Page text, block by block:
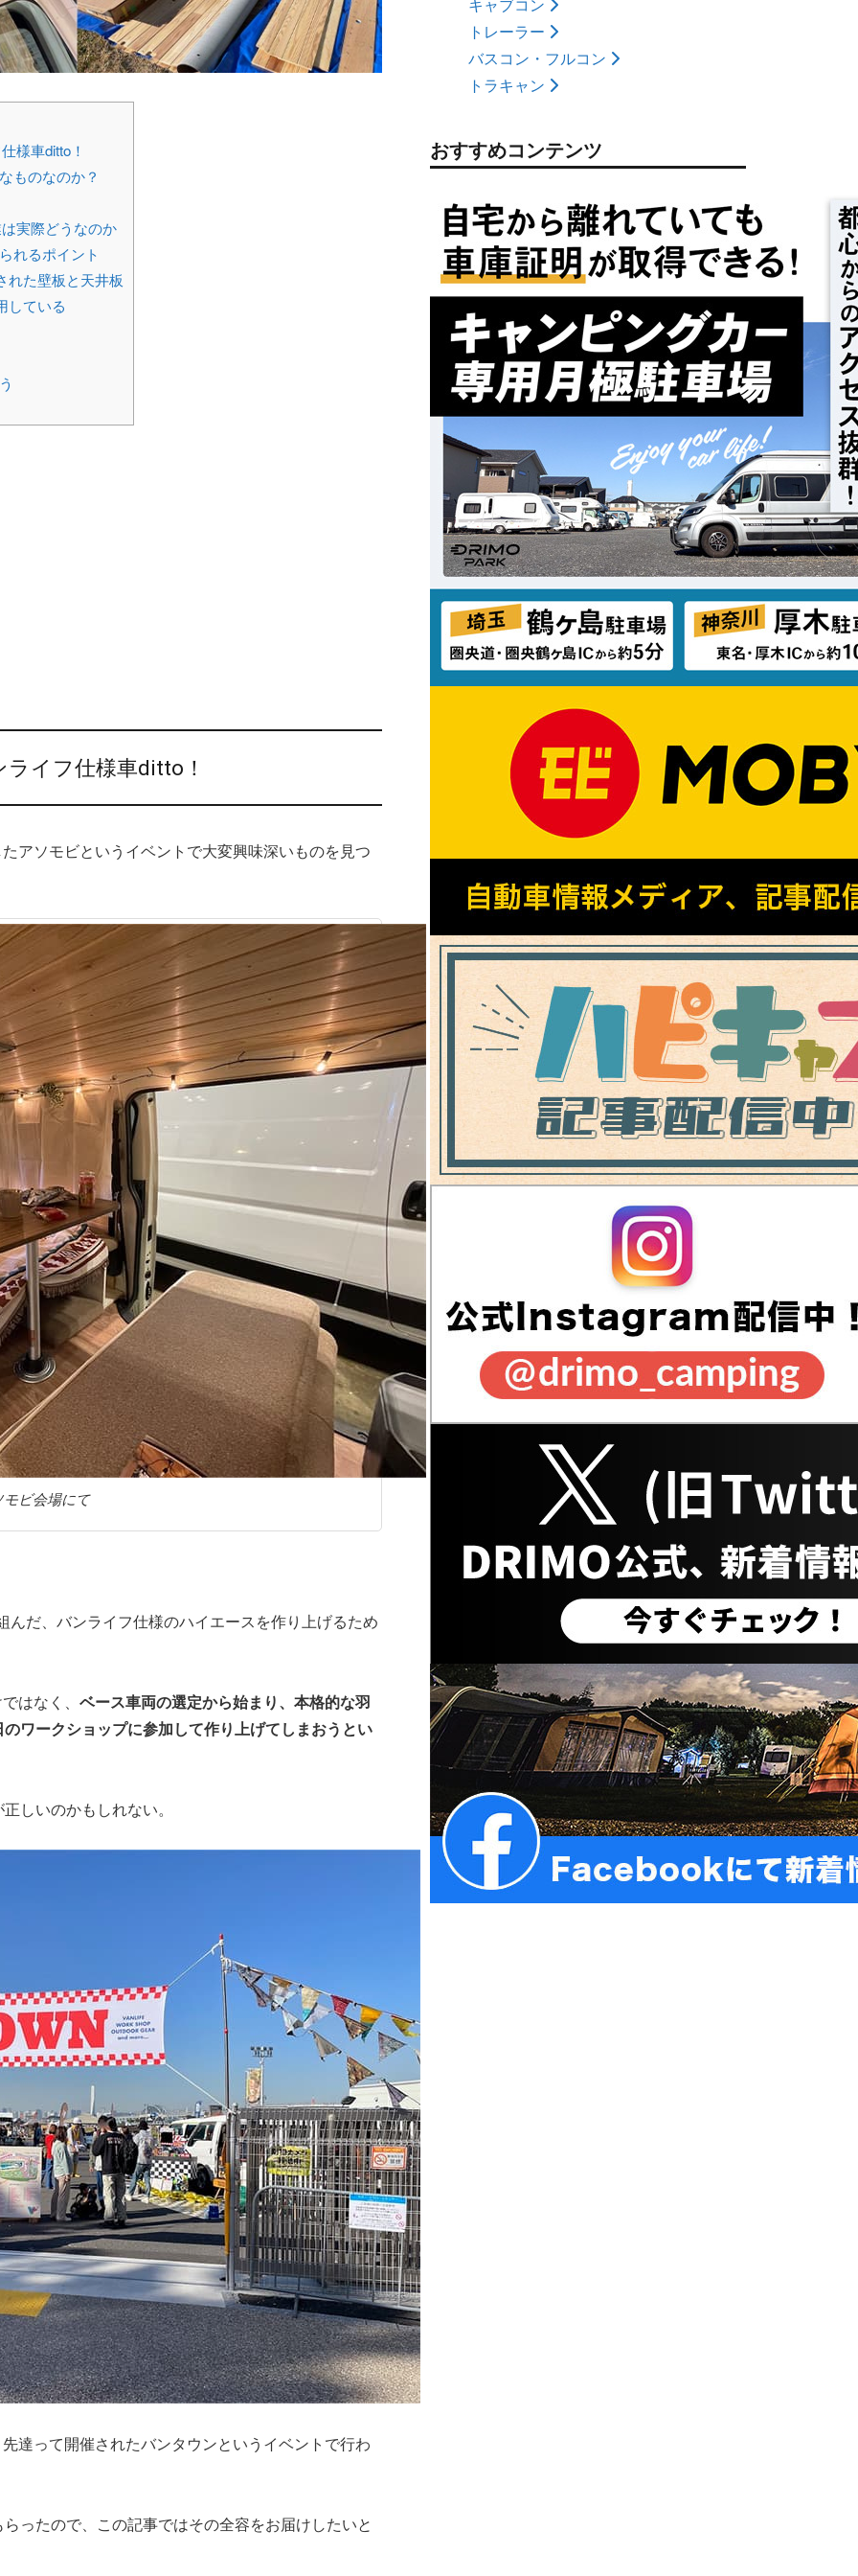
様車ditto！
ものなのか？
実際どうなのか
れるポイント
れた壁板と天井板
している
イフ仕様車ditto！
アソモビというイベントで大変興味深いものを見つ
モビ会場にて
だ、バンライフ仕様のハイエースを作り上げるため
はなく、 ベース車両の選定から始まり、本格的な羽
ワークショップに参加して作り上げてしまおうとい
しいのかもしれない。
達って開催されたバンタウンというイベントで行わ
ったので、この記事ではその全容をお届けしたいと
キャブコン
トレーラー
バスコン・フルコン
トラキャン
おすすめコンテンツ